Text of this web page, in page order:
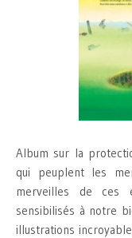
Album sur la
qui peuplent les
merveilles de ces
sensibilisés à notre
illustrations